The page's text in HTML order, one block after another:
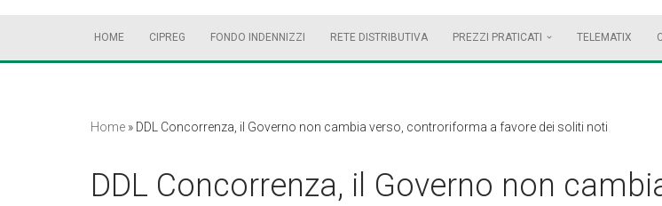
HOME CIPREG FONDO INDENNIZZI RETE DISTRIBUTIVA PREZZI PRATICATI TELEMATIX
Home » DDL Concorrenza, il Governo non cambia verso, controriforma a favore dei soliti noti
DDL Concorrenza, il Governo non